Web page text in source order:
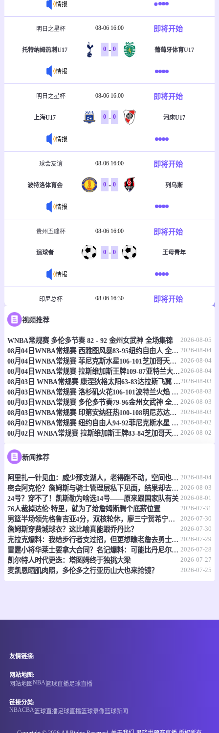
情报
明日之星杯 08-06 16:00 即将开始
托特纳姆热刺U17 0 - 0 葡萄牙体育U17
情报
明日之星杯 08-06 16:00 即将开始
上海U17 0 - 0 河床U17
情报
球会友谊 08-06 16:00 即将开始
波特洛体育会 0 - 0 列乌斯
情报
贵州五峰杯 08-06 16:00 即将开始
追球者 0 - 0 王母青年
情报
印尼总杯 08-06 16:30 即将开始
佩西加雅加达
情报
马来大学联 08-06 16:45 即将开始
玛拉理工学院 0 - 0 马来西亚国家大学
情报
球会友谊 08-06 17:00 即将开始
巴蜀府
情报
加尔联 08-06 17:30 即将开始
比达纳加尔 0 - 0 BSS体育俱乐部
情报
澳南甲 08-06 18:00 即将开始
格兰维利狂怒
情报
视频推荐
WNBA常规赛 多伦多节奏 82 - 92 金州女武神 全场集锦 2026-08-05
08月04日WNBA常规赛 西雅图风暴83-95纽约自由人 全场集锦 2026-08-04
08月04日WNBA常规赛 菲尼克斯水星106-101芝加哥天空 全场集锦 2026-08-04
08月04日WNBA常规赛 拉斯维加斯王牌109-87亚特兰大梦想 全场集锦 2026-08-04
08月03日 WNBA常规赛 康涅狄格太阳63-83达拉斯飞翼 全场集锦2026-08-03
08月03日WNBA常规赛 洛杉矶火花106-101波特兰火焰 全场集锦 2026-08-03
08月03日WNBA常规赛 多伦多节奏79-96金州女武神 全场集锦 2026-08-03
08月03日WNBA常规赛 印第安纳狂热100-108明尼苏达山猫 全场集锦 2026-08-03
08月02日WNBA常规赛 纽约自由人94-92菲尼克斯水星 全场集锦 2026-08-02
08月02日 WNBA常规赛 拉斯维加斯王牌83-84芝加哥天空 全场集锦 2026-08-02
新闻推荐
阿里扎一针见血：威少那支湖人，老得跑不动，空间也堵死了 2026-08-04
密会阿克伦？詹姆斯与骑士管理层私下见面，结果却去了76人 2026-08-03
24号？穿不了！凯斯勒为啥选14号——原来跟国家队有关 2026-08-01
76人裁掉达伦·特里，就为了给詹姆斯腾个底薪位置 2026-07-31
男篮半场领先格鲁吉亚4分，双核轮休，廖三宁贺希宁扛旗 2026-07-30
詹姆斯穿费城球衣？这比喻真能跟乔丹比？ 2026-07-30
克拉克爆料：我给步行者支过招，但更想瞧老詹去勇士跟库里玩点不一样的 2026-07-29
雷霆小将华莱士要拿大合同？名记爆料：可能比丹尼尔斯还贵 2026-07-28
凯尔特人时代更迭：塔图姆终于独挑大梁 2026-07-27
麦凯恩晒肌肉照，多伦多之行亚历山大也来抢镜？ 2026-07-25
友情链接:
网站地图:
网站地图NBA篮球直播足球直播
链接分类:
NBACBA篮球直播足球直播篮球录像篮球新闻